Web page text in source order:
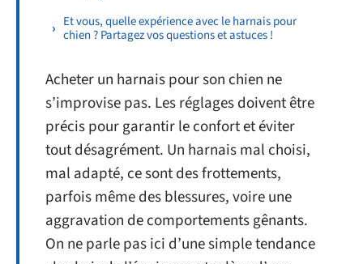
Et vous, quelle expérience avec le harnais pour
chien ? Partagez vos questions et astuces !
Acheter un harnais pour son chien ne
s’improvise pas. Les réglages doivent être
précis pour garantir le confort et éviter
tout désagrément. Un harnais mal choisi,
mal adapté, ce sont des frottements,
parfois même des blessures, voire une
aggravation de comportements gênants.
On ne parle pas ici d’une simple tendance